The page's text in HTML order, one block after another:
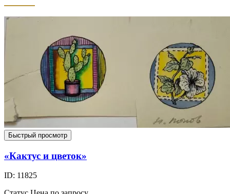
Быстрый просмотр
«Кактус и цветок»
ID: 11825